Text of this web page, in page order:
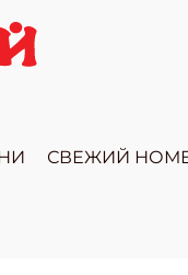
СВЕЖИЙ